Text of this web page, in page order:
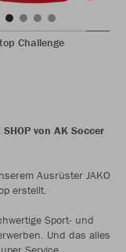
Challenge
SHOP von AK Soccer
Ausrüster JAKO
erstellt.
Sport- und
Und das alles